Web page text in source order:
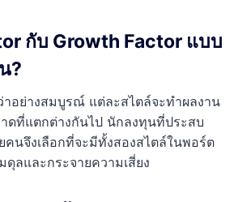
กับ Growth Factor แบบ
?
อย่างสมบูรณ์ แต่ละสไตล์จะทำผลงาน
ดที่แตกต่างกันไป นักลงทุนที่ประสบ
คนจึงเลือกที่จะมีทั้งสองสไตล์ในพอร์ต
ดุลและกระจายความเสี่ยง